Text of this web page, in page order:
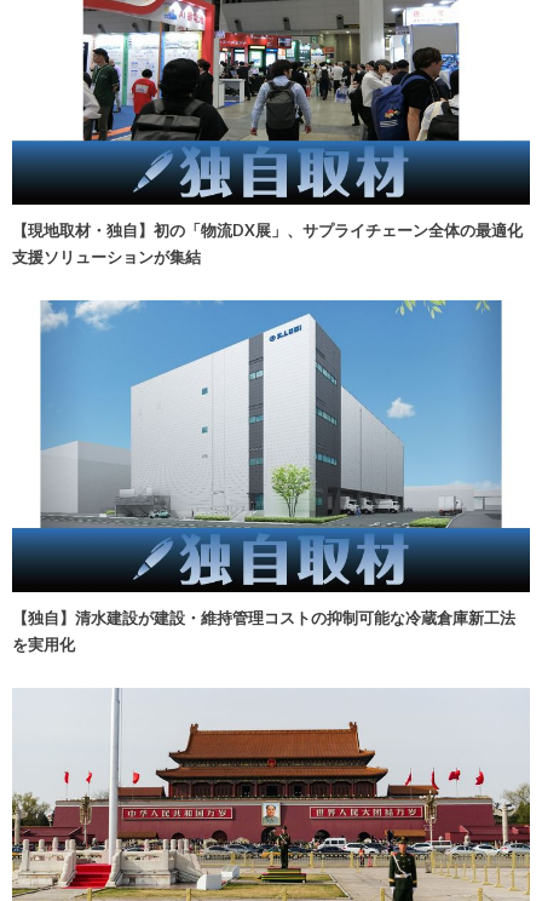
【現地取材・独自】初の「物流DX展」、サプライチェーン全体の最適化
支援ソリューションが集結
【独自】清水建設が建設・維持管理コストの抑制可能な冷蔵倉庫新工法
を実用化